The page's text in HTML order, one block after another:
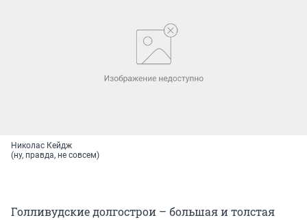
Николас Кейдж
(ну, правда, не совсем)
Голливудские долгострои – большая и толстая